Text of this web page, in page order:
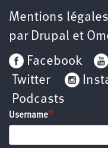
Mentions
par Drupal et
Facebook
Twitter
Podcasts
Username